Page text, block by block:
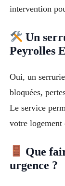
intervention
Un
Peyrolles
Oui, un
bloquées,
Le service
votre logement
Que
urgence ?